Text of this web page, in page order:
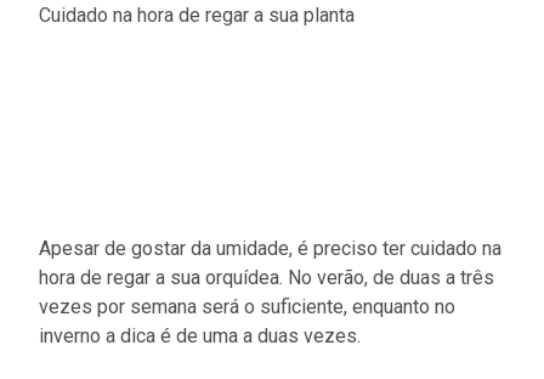
Cuidado na hora de regar a sua planta
Apesar de gostar da umidade, é preciso ter cuidado na
hora de regar a sua orquídea. No verão, de duas a três
vezes por semana será o suficiente, enquanto no
inverno a dica é de uma a duas vezes.